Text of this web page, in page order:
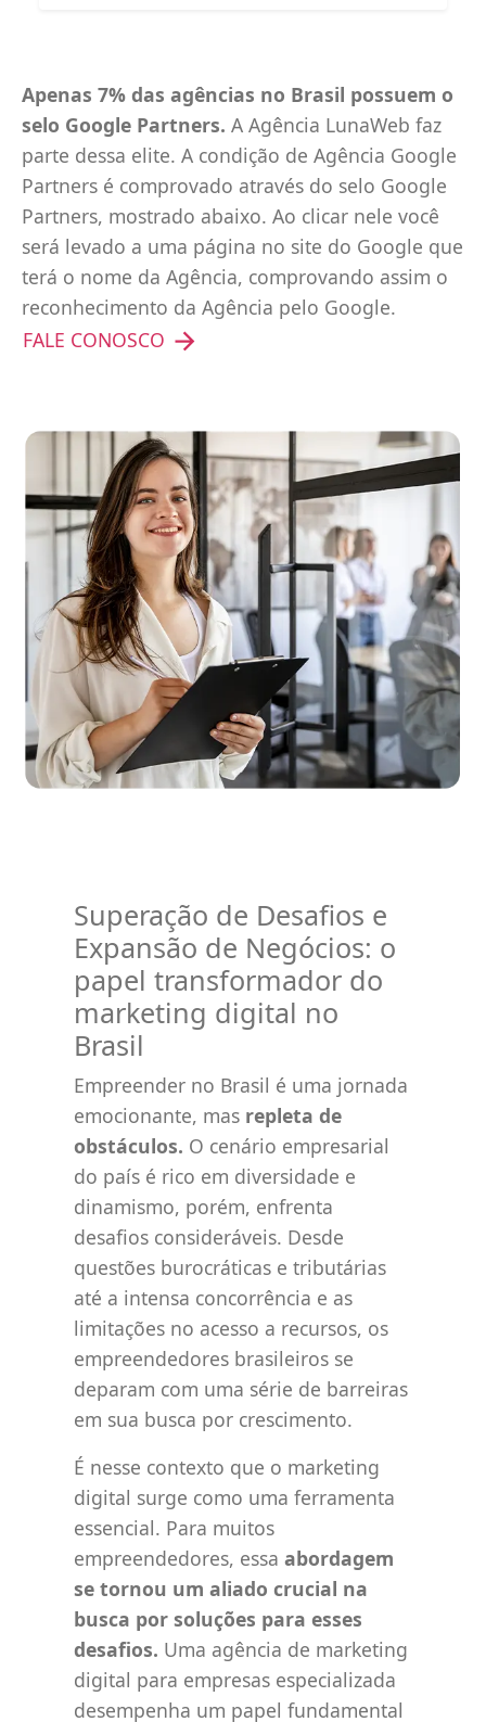
Apenas 7% das agências no Brasil possuem o
selo Google Partners. A Agência LunaWeb faz
parte dessa elite. A condição de Agência Google
Partners é comprovado através do selo Google
Partners, mostrado abaixo. Ao clicar nele você
será levado a uma página no site do Google que
terá o nome da Agência, comprovando assim o
reconhecimento da Agência pelo Google.
FALE CONOSCO
Superação de Desafios e
Expansão de Negócios: o
papel transformador do
marketing digital no
Brasil
Empreender no Brasil é uma jornada
emocionante, mas repleta de
obstáculos. O cenário empresarial
do país é rico em diversidade e
dinamismo, porém, enfrenta
desafios consideráveis. Desde
questões burocráticas e tributárias
até a intensa concorrência e as
limitações no acesso a recursos, os
empreendedores brasileiros se
deparam com uma série de barreiras
em sua busca por crescimento.
É nesse contexto que o marketing
digital surge como uma ferramenta
essencial. Para muitos
empreendedores, essa abordagem
se tornou um aliado crucial na
busca por soluções para esses
desafios. Uma agência de marketing
digital para empresas especializada
desempenha um papel fundamental